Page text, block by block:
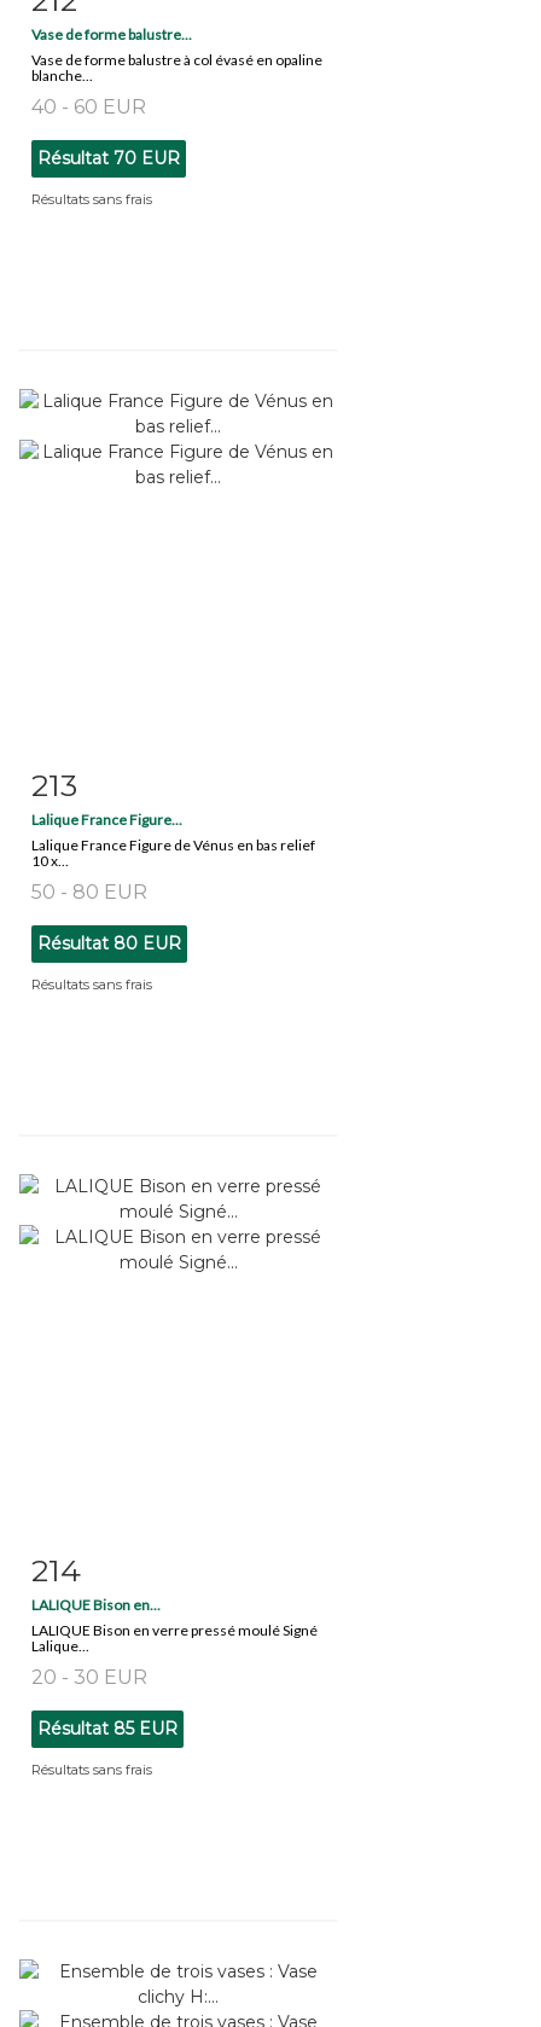
Vase de forme balustre...
Vase de forme balustre à col évasé en opaline
blanche...
40 - 60 EUR
Résultat 70 EUR
Résultats sans frais
Fiche détaillée
213
Lalique France Figure...
Lalique France Figure de Vénus en bas relief
10 x...
50 - 80 EUR
Résultat 80 EUR
Résultats sans frais
Fiche détaillée
214
LALIQUE Bison en...
LALIQUE Bison en verre pressé moulé Signé
Lalique...
20 - 30 EUR
Résultat 85 EUR
Résultats sans frais